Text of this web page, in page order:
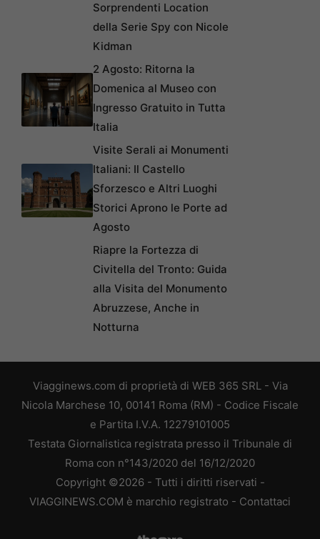
Sorprendenti Location
della Serie Spy con Nicole
Kidman
2 Agosto: Ritorna la
Domenica al Museo con
Ingresso Gratuito in Tutta
Italia
Visite Serali ai Monumenti
Italiani: Il Castello
Sforzesco e Altri Luoghi
Storici Aprono le Porte ad
Agosto
Riapre la Fortezza di
Civitella del Tronto: Guida
alla Visita del Monumento
Abruzzese, Anche in
Notturna
Viagginews.com di proprietà di WEB 365 SRL - Via
Nicola Marchese 10, 00141 Roma (RM) - Codice Fiscale
e Partita I.V.A. 12279101005
Testata Giornalistica registrata presso il Tribunale di
Roma con n°143/2020 del 16/12/2020
Copyright ©2026 - Tutti i diritti riservati -
VIAGGINEWS.COM è marchio registrato - Contattaci